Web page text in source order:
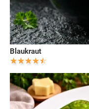
Blaukraut